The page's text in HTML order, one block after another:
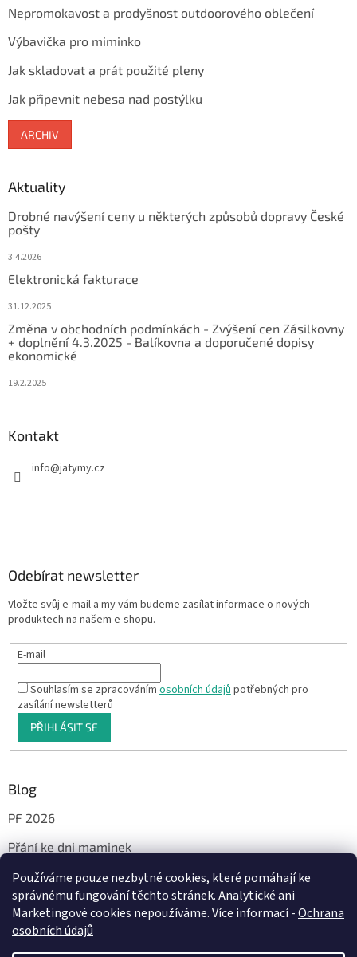
Používáme pouze nezbytné cookies, které pomáhají ke
správnému fungování těchto stránek. Analytické ani
Marketingové cookies nepoužíváme. Více informací -Ochrana
osobních údajů
Nepromokavost a prodyšnost outdoorového oblečení
Výbavička pro miminko
Jak skladovat a prát použité pleny
Jak připevnit nebesa nad postýlku
ARCHIV
Aktuality
Drobné navýšení ceny u některých způsobů dopravy České
pošty
3.4.2026
Elektronická fakturace
31.12.2025
Změna v obchodních podmínkách - Zvýšení cen Zásilkovny
+ doplnění 4.3.2025 - Balíkovna a doporučené dopisy
ekonomické
19.2.2025
Kontakt
info@jatymy.cz
Odebírat newsletter
Vložte svůj e-mail a my vám budeme zasílat informace o nových
produktech na našem e-shopu.
E-mail
Souhlasím se zpracovánímosobních údajůpotřebných pro
zasílání newsletterů
PŘIHLÁSIT SE
Blog
PF 2026
Přání ke dni maminek
Facebook